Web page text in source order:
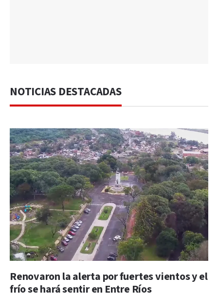
NOTICIAS DESTACADAS
Renovaron la alerta por fuertes vientos y el
frío se hará sentir en Entre Ríos